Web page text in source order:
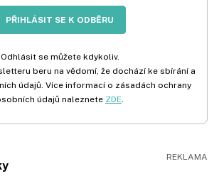
PŘIHLÁSIT SE K ODBĚRU
Odhlásit se můžete kdykoliv.
beru na vědomí, že dochází ke sbírání a
údajů. Více informací o zásadách ochrany
údajů naleznete ZDE.